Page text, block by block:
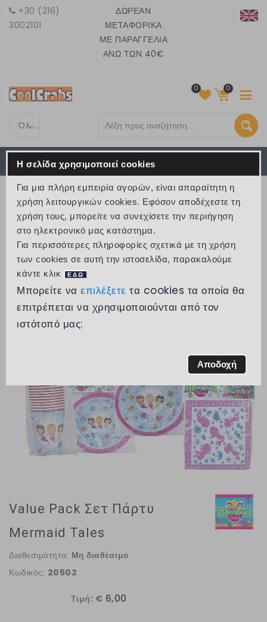
+30 (216)
3002101
ΔΩΡΕΑΝ
ΜΕΤΑΦΟΡΙΚΑ
ΜΕ ΠΑΡΑΓΓΕΛΙΑ
ΑΝΩ ΤΩΝ 40€
Όλες τις κατηγορίες
0 0
€ 0
MENU
Value Pack Σετ Πάρτυ Mermaid
Tales
> Προϊόντα > Party και Δώρα
> Σετ Πιάτα Ποτήρια Πάρτυ
> Value Pack Σετ Πάρτυ Mermaid Tales
Value Pack Σετ Πάρτυ
Mermaid Tales
Διαθεσιμότητα: Μη διαθέσιμο
Κωδικός: 20502
Τιμή: € 6,00
Η σελίδα χρησιμοποιεί cookies
Για μια πλήρη εμπειρία αγορών, είναι απαραίτητη η
χρήση λειτουργικών cookies. Εφόσον αποδέχεστε τη
χρήση τους, μπορείτε να συνεχίσετε την περιήγηση
στο ηλεκτρονικό μας κατάστημα.
Για περισσότερες πληροφορίες σχετικά με τη χρήση
των cookies σε αυτή την ιστοσελίδα, παρακαλούμε
κάντε κλικ
ΕΔΩ
Μπορείτε να επιλέξετετα cookies τα οποία θα
επιτρέπεται να χρησιμοποιούνται από τον
ιστότοπό μας:
Αποδοχή